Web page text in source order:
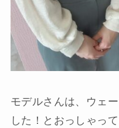
モデルさんは、ウェ
した！とおっしゃって